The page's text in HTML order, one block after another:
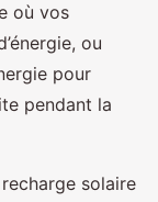
où vos
ou
pour
pendant la
solaire